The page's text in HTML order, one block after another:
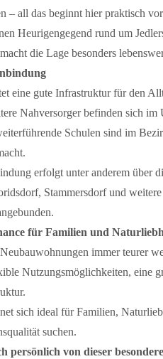
– all das beginnt hier praktisch
Heurigengegend rund um
die Lage besonders
eine gute Infrastruktur für den
Nahversorger befinden sich
Schulen sind im
erfolgt unter anderem über
Stammersdorf und
für Familien und
immer teurer
Nutzungsmöglichkeiten, eine
sich ideal für Familien,
suchen.
persönlich von dieser